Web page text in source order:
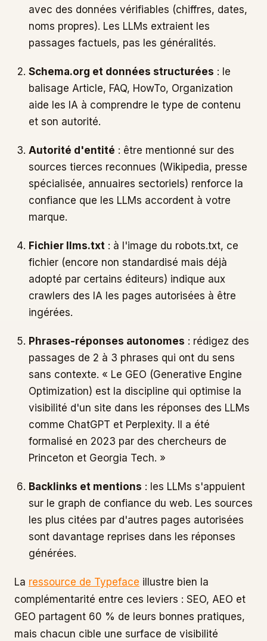
avec des données vérifiables (chiffres, dates,
noms propres). Les LLMs extraient les
passages factuels, pas les généralités.
Schema.org et données structurées : le
balisage Article, FAQ, HowTo, Organization
aide les IA à comprendre le type de contenu
et son autorité.
Autorité d'entité : être mentionné sur des
sources tierces reconnues (Wikipedia, presse
spécialisée, annuaires sectoriels) renforce la
confiance que les LLMs accordent à votre
marque.
Fichier llms.txt : à l'image du robots.txt, ce
fichier (encore non standardisé mais déjà
adopté par certains éditeurs) indique aux
crawlers des IA les pages autorisées à être
ingérées.
Phrases-réponses autonomes : rédigez des
passages de 2 à 3 phrases qui ont du sens
sans contexte. « Le GEO (Generative Engine
Optimization) est la discipline qui optimise la
visibilité d'un site dans les réponses des LLMs
comme ChatGPT et Perplexity. Il a été
formalisé en 2023 par des chercheurs de
Princeton et Georgia Tech. »
Backlinks et mentions : les LLMs s'appuient
sur le graph de confiance du web. Les sources
les plus citées par d'autres pages autorisées
sont davantage reprises dans les réponses
générées.
La ressource de Typeface illustre bien la
complémentarité entre ces leviers : SEO, AEO et
GEO partagent 60 % de leurs bonnes pratiques,
mais chacun cible une surface de visibilité